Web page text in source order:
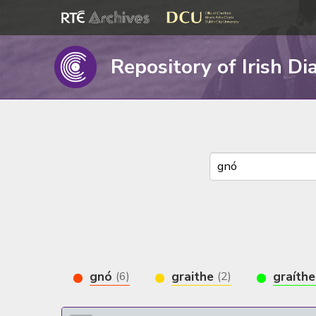
Repository of Irish
gnó (6) graithe (2)